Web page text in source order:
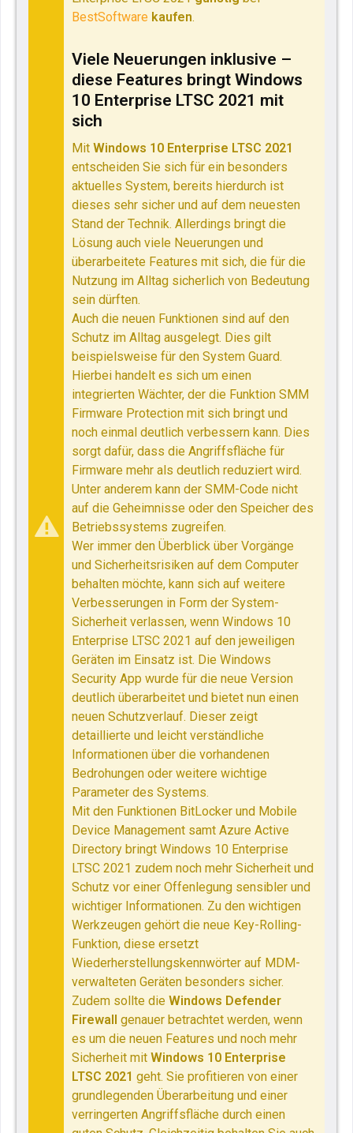
BestSoftware kaufen.
Viele Neuerungen inklusive –
diese Features bringt Windows
10 Enterprise LTSC 2021 mit
sich
MitWindows 10 Enterprise LTSC 2021
entscheiden Sie sich für ein besonders
aktuelles System, bereits hierdurch ist
dieses sehr sicher und auf dem neuesten
Stand der Technik. Allerdings bringt die
Lösung auch viele Neuerungen und
überarbeitete Features mit sich, die für die
Nutzung im Alltag sicherlich von Bedeutung
sein dürften.
Auch die neuen Funktionen sind auf den
Schutz im Alltag ausgelegt. Dies gilt
beispielsweise für den System Guard.
Hierbei handelt es sich um einen
integrierten Wächter, der die Funktion SMM
Firmware Protection mit sich bringt und
noch einmal deutlich verbessern kann. Dies
sorgt dafür, dass die Angriffsfläche für
Firmware mehr als deutlich reduziert wird.
Unter anderem kann der SMM-Code nicht
auf die Geheimnisse oder den Speicher des
Betriebssystems zugreifen.
Wer immer den Überblick über Vorgänge
und Sicherheitsrisiken auf dem Computer
behalten möchte, kann sich auf weitere
Verbesserungen in Form der System-
Sicherheit verlassen, wenn Windows 10
Enterprise LTSC 2021 auf den jeweiligen
Geräten im Einsatz ist. Die Windows
Security App wurde für die neue Version
deutlich überarbeitet und bietet nun einen
neuen Schutzverlauf. Dieser zeigt
detaillierte und leicht verständliche
Informationen über die vorhandenen
Bedrohungen oder weitere wichtige
Parameter des Systems.
Mit den Funktionen BitLocker und Mobile
Device Management samt Azure Active
Directory bringt Windows 10 Enterprise
LTSC 2021 zudem noch mehr Sicherheit und
Schutz vor einer Offenlegung sensibler und
wichtiger Informationen. Zu den wichtigen
Werkzeugen gehört die neue Key-Rolling-
Funktion, diese ersetzt
Wiederherstellungskennwörter auf MDM-
verwalteten Geräten besonders sicher.
Zudem sollte dieWindows Defender
Firewall genauer betrachtet werden, wenn
es um die neuen Features und noch mehr
Sicherheit mit Windows 10 Enterprise
LTSC 2021 geht. Sie profitieren von einer
grundlegenden Überarbeitung und einer
verringerten Angriffsfläche durch einen